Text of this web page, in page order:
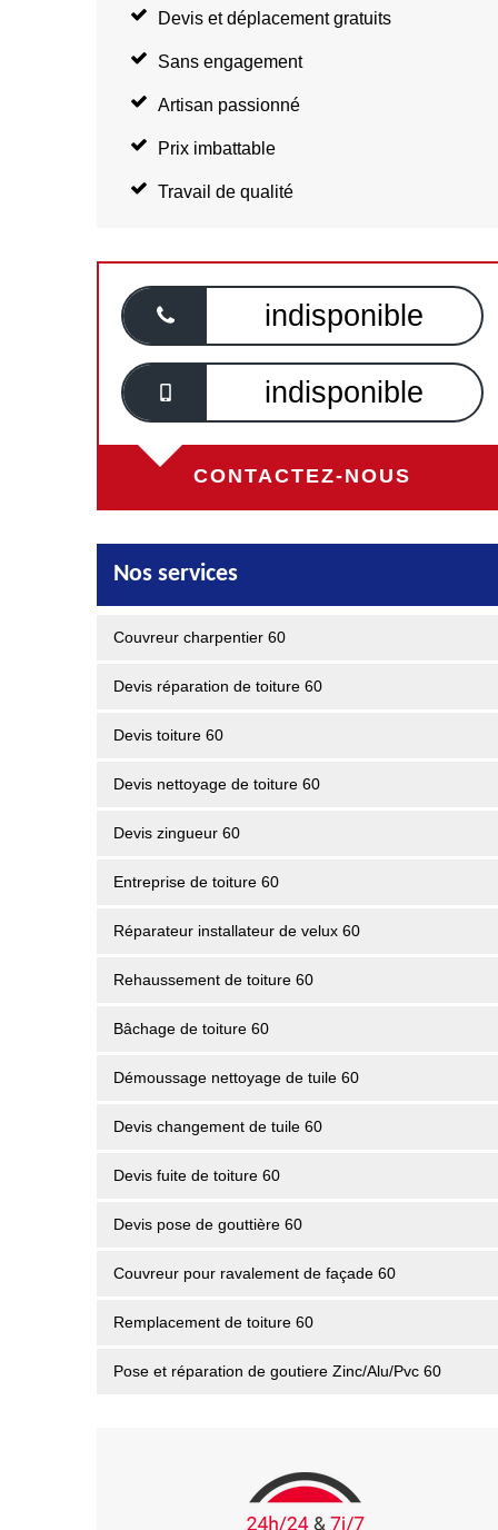
Devis et déplacement gratuits
Sans engagement
Artisan passionné
Prix imbattable
Travail de qualité
indisponible
indisponible
CONTACTEZ-NOUS
Nos services
Couvreur charpentier 60
Devis réparation de toiture 60
Devis toiture 60
Devis nettoyage de toiture 60
Devis zingueur 60
Entreprise de toiture 60
Réparateur installateur de velux 60
Rehaussement de toiture 60
Bâchage de toiture 60
Démoussage nettoyage de tuile 60
Devis changement de tuile 60
Devis fuite de toiture 60
Devis pose de gouttière 60
Couvreur pour ravalement de façade 60
Remplacement de toiture 60
Pose et réparation de goutiere Zinc/Alu/Pvc 60